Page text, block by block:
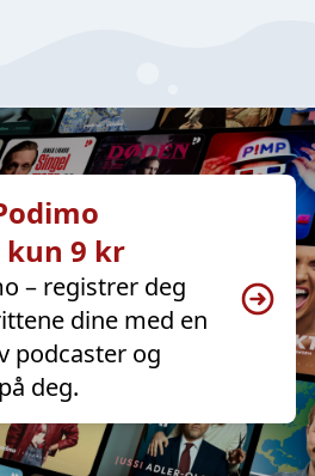
9 kr
– registrer deg
dine med en
podcaster og
deg.